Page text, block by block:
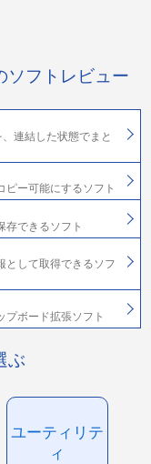
ソフトレビュー
連結した状態でまと
ピー可能にするソフト
存できるソフト
として取得できるソフ
プボード拡張ソフト
ぶ
ユーティリテ
ィ